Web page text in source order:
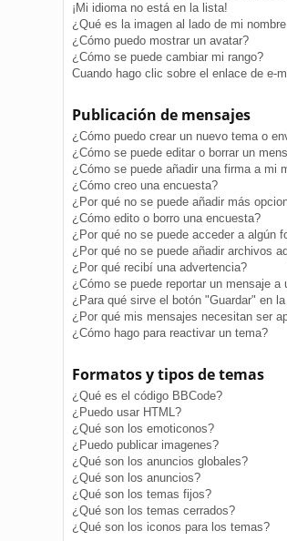
¡Mi idioma no está en la lista!
¿Qué es la imagen al lado de mi
¿Cómo puedo mostrar un avatar?
¿Cómo se puede cambiar mi rango?
Cuando hago clic sobre el enlace de e-
Publicación de mensajes
¿Cómo puedo crear un nuevo tema o
¿Cómo se puede editar o borrar un
¿Cómo se puede añadir una firma a mi
¿Cómo creo una encuesta?
¿Por qué no se puede añadir más
¿Cómo edito o borro una encuesta?
¿Por qué no se puede acceder a algún
¿Por qué no se puede añadir archivos
¿Por qué recibí una advertencia?
¿Cómo se puede reportar un mensaje a
¿Para qué sirve el botón "Guardar" en
¿Por qué mis mensajes necesitan ser
¿Cómo hago para reactivar un tema?
Formatos y tipos de temas
¿Qué es el código BBCode?
¿Puedo usar HTML?
¿Qué son los emoticonos?
¿Puedo publicar imagenes?
¿Qué son los anuncios globales?
¿Qué son los anuncios?
¿Qué son los temas fijos?
¿Qué son los temas cerrados?
¿Qué son los iconos para los temas?